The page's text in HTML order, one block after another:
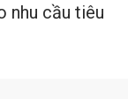
nhu cầu tiêu